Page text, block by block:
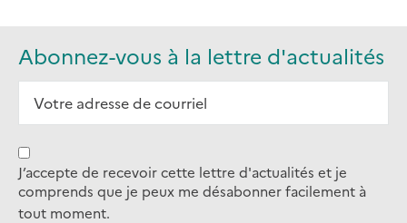
Abonnez-vous à la lettre d'actualités
J’accepte de recevoir cette lettre d'actualités et je
comprends que je peux me désabonner facilement à
tout moment.